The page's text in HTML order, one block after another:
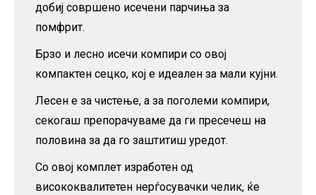
добиј совршено исечени парчиња за
помфрит.
Брзо и лесно исечи компири со овој
компактен сецко, кој е идеален за мали кујни.
Лесен е за чистење, а за поголеми компири,
секогаш препорачуваме да ги пресечеш на
половина за да го заштитиш уредот.
Со овој комплет изработен од
висококвалитетен нерѓосувачки челик, ќе